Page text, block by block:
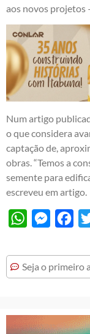
aos novos projetos
Num artigo
o que considera
captação de,
obras. “Temos a
semente para
escreveu em artigo.
WhatsApp
Seja o primeiro